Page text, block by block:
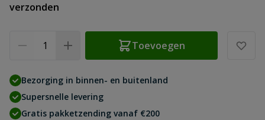
verzonden
Toevoegen
Bezorging in binnen- en buitenland
Supersnelle levering
Gratis pakketzending vanaf €200